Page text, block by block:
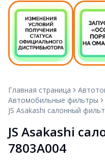
Главная страница
Автомобильные фильтры
JS Asakashi салонный
JS Asakashi
7803A004